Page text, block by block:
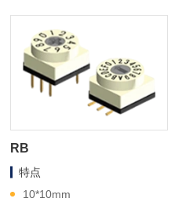
RB
特点
10*10mm